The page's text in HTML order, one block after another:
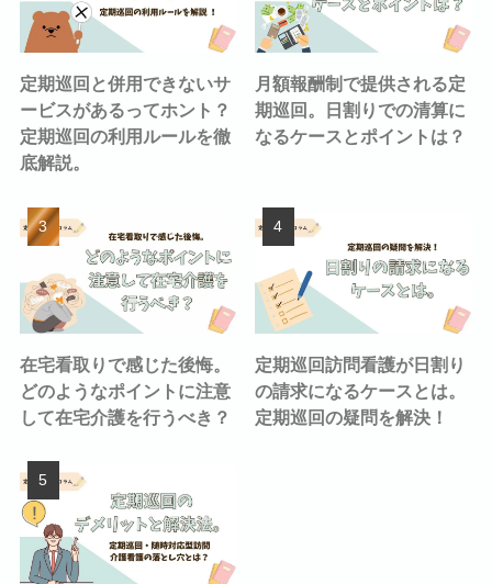
定期巡回と併用できないサ
ービスがあるってホント？
定期巡回の利用ルールを徹
底解説。
月額報酬制で提供される定
期巡回。日割りでの清算に
なるケースとポイントは？
在宅看取りで感じた後悔。
どのようなポイントに注意
して在宅介護を行うべき？
定期巡回訪問看護が日割り
の請求になるケースとは。
定期巡回の疑問を解決！